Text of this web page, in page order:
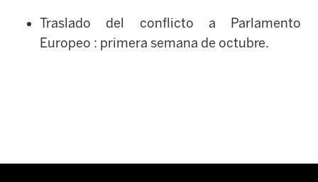
Traslado del conflicto a Parlamento
Europeo : primera semana de octubre.